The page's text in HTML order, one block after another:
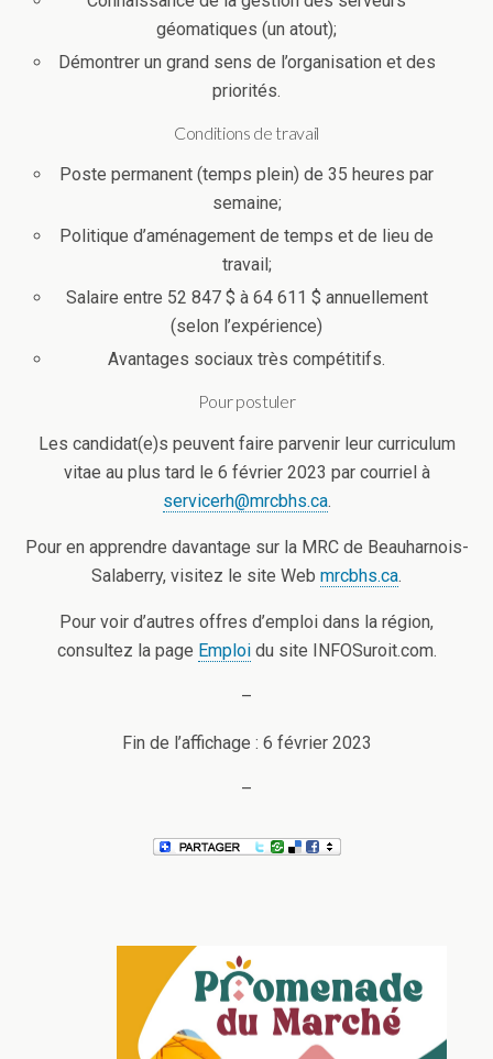
géomatiques (un atout);
Démontrer un grand sens de l’organisation et des
priorités.
Conditions de travail
Poste permanent (temps plein) de 35 heures par
semaine;
Politique d’aménagement de temps et de lieu de
travail;
Salaire entre 52 847 $ à 64 611 $ annuellement
(selon l’expérience)
Avantages sociaux très compétitifs.
Pour postuler
Les candidat(e)s peuvent faire parvenir leur curriculum
vitae au plus tard le 6 février 2023 par courriel à
servicerh@mrcbhs.ca.
Pour en apprendre davantage sur la MRC de Beauharnois-
Salaberry, visitez le site Web mrcbhs.ca.
Pour voir d’autres offres d’emploi dans la région,
consultez la page Emploidu site INFOSuroit.com.
–
Fin de l’affichage : 6 février 2023
–